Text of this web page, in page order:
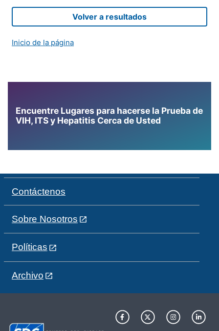
Volver a resultados
Inicio de la página
Encuentre Lugares para hacerse la Prueba de
VIH, ITS y Hepatitis Cerca de Usted
Contáctenos
Sobre Nosotros
Políticas
Archivo